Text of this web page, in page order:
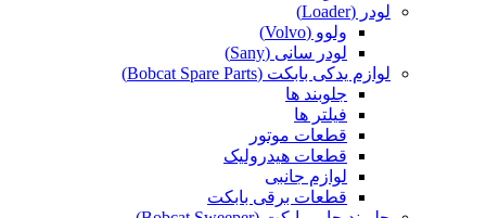
لودر (Loader)
ولوو (Volvo)
لودر سانی (Sany)
لوازم یدکی بابکت (Bobcat Spare Parts)
جلوبند ها
فیلتر ها
قطعات موتور
قطعات هیدرولیک
لوازم جانبی
قطعات برقی بابکت